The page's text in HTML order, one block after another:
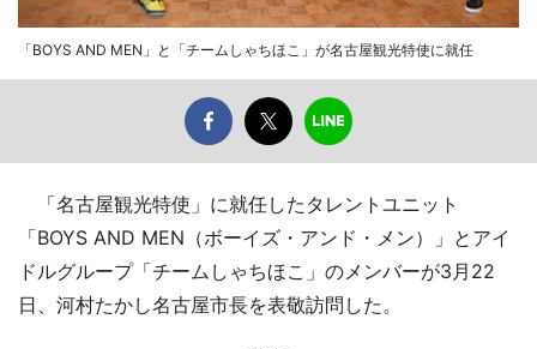
「BOYS AND MEN」と「チームしゃちほこ」が名古屋観光特使に就任
「名古屋観光特使」に就任したタレントユニット
「BOYS AND MEN（ボーイズ・アンド・メン）」とアイ
ドルグループ「チームしゃちほこ」のメンバーが3月22
日、河村たかし名古屋市長を表敬訪問した。